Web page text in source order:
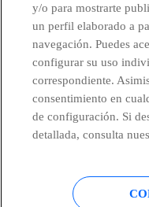
Canal de Denuncias
Centro Global
Política de cookies
y/o para mostrarte
un perfil elaborado a
navegación. Puedes
configurar su uso
correspondiente.
consentimiento en
de configuración. Si
detallada, consulta